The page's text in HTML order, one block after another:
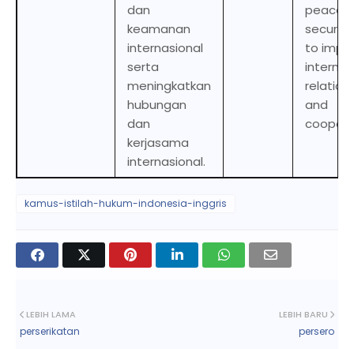
dan
keamanan
internasional
serta
meningkatkan
hubungan
dan
kerjasama
internasional.
peace
to
and
kamus-istilah-hukum-indonesia-inggris
LEBIH BARU
persero
LEBIH LAMA
perserikatan